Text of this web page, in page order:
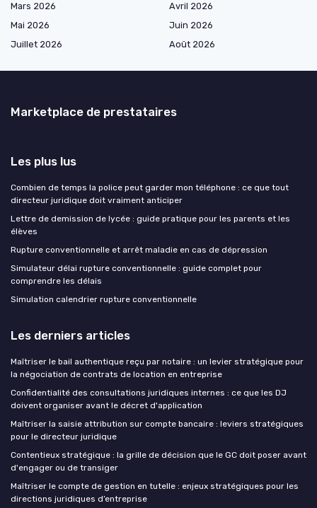
Mars 2026
Avril 2026
Mai 2026
Juin 2026
Juillet 2026
Août 2026
Marketplace de prestataires
Les plus lus
Combien de temps la police peut garder mon téléphone : ce que tout
directeur juridique doit vraiment anticiper
Lettre de demission de lycée : guide pratique pour les parents et les
élèves
Rupture conventionnelle et arrêt maladie en cas de dépression
Simulateur délai rupture conventionnelle : guide complet pour
comprendre les délais
Simulation calendrier rupture conventionnelle
Les derniers articles
Maîtriser le bail authentique reçu par notaire : un levier stratégique pour
la négociation de contrats de location en entreprise
Confidentialité des consultations juridiques internes : ce que les DJ
doivent organiser avant le décret d'application
Maîtriser la saisie attribution sur compte bancaire : leviers stratégiques
pour le directeur juridique
Contentieux stratégique : la grille de décision que le GC doit poser avant
d'engager ou de transiger
Maîtriser le compte de gestion en tutelle : enjeux stratégiques pour les
directions juridiques d’entreprise